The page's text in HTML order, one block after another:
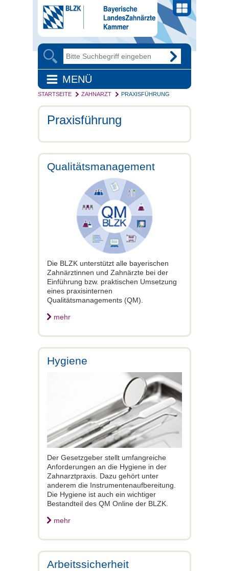
MENÜ
STARTSEITE ZAHNARZT PRAXISFÜHRUNG
Praxisführung
Qualitätsmanagement
Die BLZK unterstützt alle bayerischen
Zahnärztinnen und Zahnärzte bei der
Einführung bzw. praktischen Umsetzung
eines praxisinternen
Qualitätsmanagements (QM).
mehr
Hygiene
Der Gesetzgeber stellt umfangreiche
Anforderungen an die Hygiene in der
Zahnarztpraxis. Dazu gehört unter
anderem die Instrumentenaufbereitung.
Die Hygiene ist auch ein wichtiger
Bestandteil des QM Online der BLZK.
mehr
Arbeitssicherheit